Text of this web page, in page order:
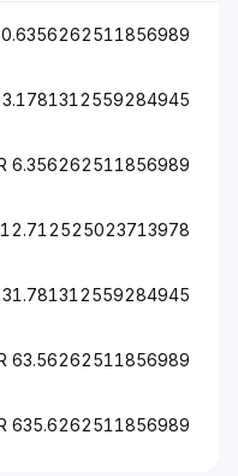
0.6356262511856989 ZAR
3.1781312559284945 ZAR
6.356262511856989 ZAR
12.712525023713978 ZAR
31.781312559284945 ZAR
63.56262511856989 ZAR
635.6262511856989 ZAR